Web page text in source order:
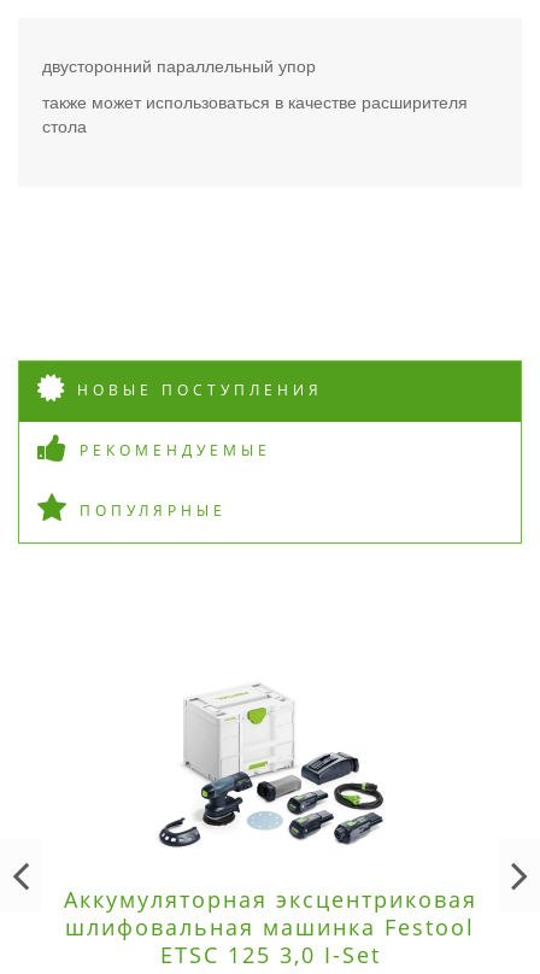
двусторонний параллельный упор
также может использоваться в качестве расширителя
стола
НОВЫЕ ПОСТУПЛЕНИЯ
РЕКОМЕНДУЕМЫЕ
ПОПУЛЯРНЫЕ
Аккумуляторная эксцентриковая
шлифовальная машинка Festool
ETSC 125 3,0 I-Set